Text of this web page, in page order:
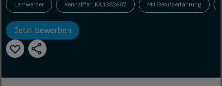
Lemwerder Kennziffer: KA1382687 Mit Berufserfahrung
Jetzt bewerben